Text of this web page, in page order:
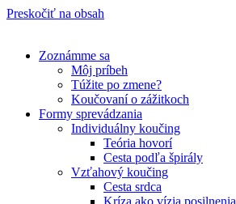
Preskočiť na obsah
Zoznámme sa
Môj príbeh
Túžite po zmene?
Koučovaní o zážitkoch
Formy sprevádzania
Individuálny koučing
Teória hovorí
Cesta podľa špirály
Vzťahový koučing
Cesta srdca
Kríza ako vízia posilnenia